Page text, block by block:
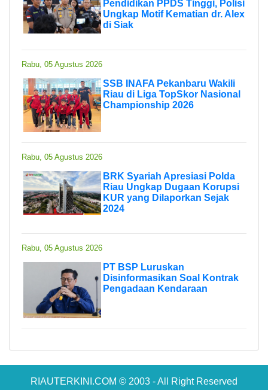
Pendidikan PPDS Tinggi, Polisi
Ungkap Motif Kematian dr. Alex
di Siak
Rabu, 05 Agustus 2026
SSB INAFA Pekanbaru Wakili
Riau di Liga TopSkor Nasional
Championship 2026
Rabu, 05 Agustus 2026
BRK Syariah Apresiasi Polda
Riau Ungkap Dugaan Korupsi
KUR yang Dilaporkan Sejak
2024
Rabu, 05 Agustus 2026
PT BSP Luruskan
Disinformasikan Soal Kontrak
Pengadaan Kendaraan
RIAUTERKINI.COM © 2003 - All Right Reserved